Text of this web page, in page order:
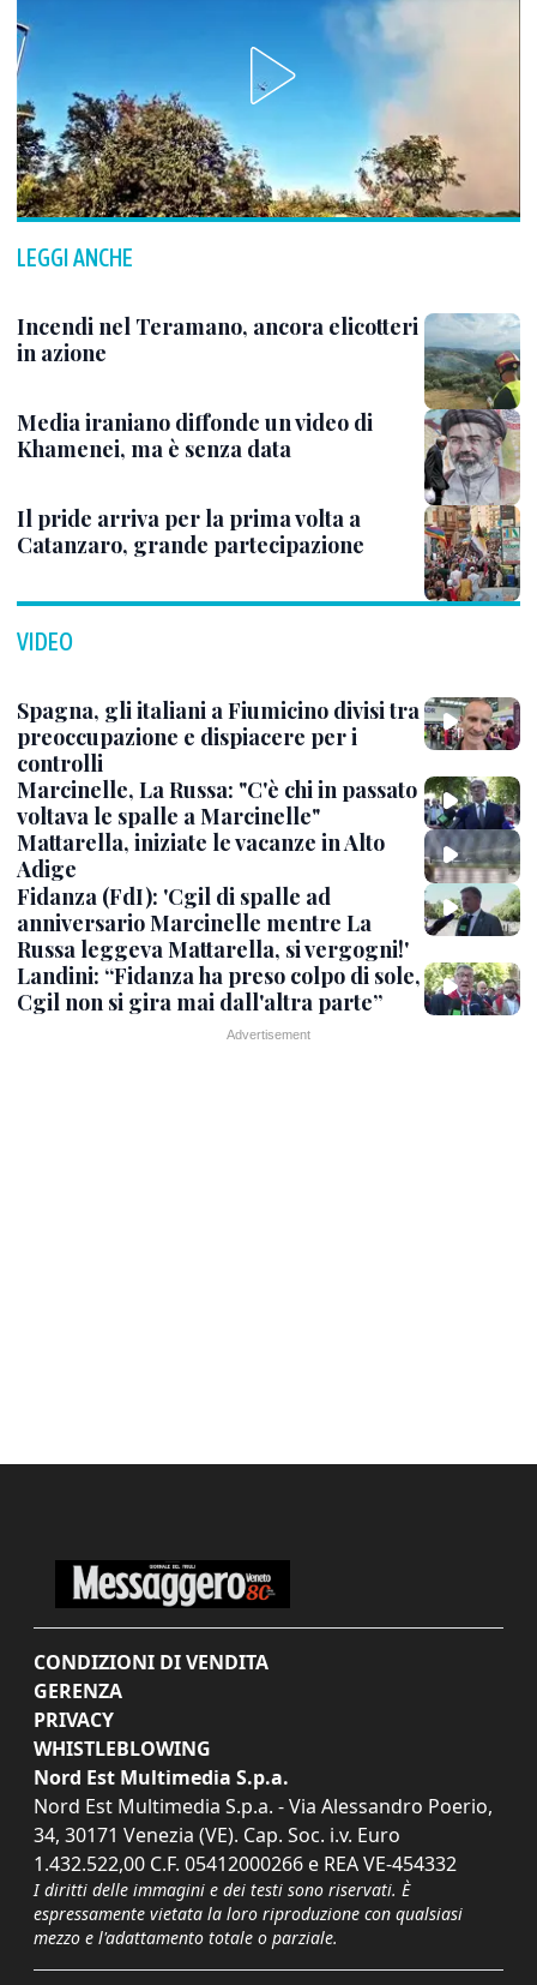
LEGGI ANCHE
Incendi nel Teramano, ancora elicotteri
in azione
Media iraniano diffonde un video di
Khamenei, ma è senza data
Il pride arriva per la prima volta a
Catanzaro, grande partecipazione
VIDEO
Spagna, gli italiani a Fiumicino divisi tra
preoccupazione e dispiacere per i
controlli
Marcinelle, La Russa: "C'è chi in passato
voltava le spalle a Marcinelle"
Mattarella, iniziate le vacanze in Alto
Adige
Fidanza (FdI): 'Cgil di spalle ad
anniversario Marcinelle mentre La
Russa leggeva Mattarella, si vergogni!'
Landini: “Fidanza ha preso colpo di sole,
Cgil non si gira mai dall'altra parte”
CONDIZIONI DI VENDITA
GERENZA
PRIVACY
WHISTLEBLOWING
Nord Est Multimedia S.p.a.
Nord Est Multimedia S.p.a. - Via Alessandro Poerio,
34, 30171 Venezia (VE). Cap. Soc. i.v. Euro
1.432.522,00 C.F. 05412000266 e REA VE-454332
I diritti delle immagini e dei testi sono riservati. È
espressamente vietata la loro riproduzione con qualsiasi
mezzo e l'adattamento totale o parziale.